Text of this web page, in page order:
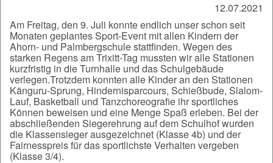
12.07.2021
Am Freitag, den 9. Juli konnte endlich unser schon seit
Monaten geplantes Sport-Event mit allen Kindern der
Ahorn- und Palmbergschule stattfinden. Wegen des
starken Regens am Trixitt-Tag mussten wir alle Stationen
kurzfristig in die Turnhalle und das Schulgebäude
verlegen.Trotzdem konnten alle Kinder an den Stationen
Känguru-Sprung, Hindernisparcours, Schießbude, Slalom-
Lauf, Basketball und Tanzchoreografie ihr sportliches
Können beweisen und eine Menge Spaß erleben. Bei der
abschließenden Siegerehrung auf dem Schulhof wurden
die Klassensieger ausgezeichnet (Klasse 4b) und der
Fairnesspreis für das sportlichste Verhalten vergeben
(Klasse 3/4).